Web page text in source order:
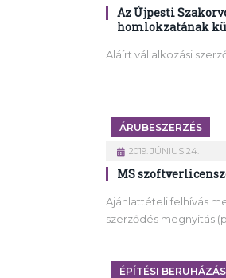
Az Újpesti
homlokzatának
Aláírt vállalkozási
ÁRUBESZERZÉS
2019. JÚNIUS 24.
MS
Ajánlattételi felhívás
szerződés megnyitás
ÉPÍTÉSI BERUHÁZÁS